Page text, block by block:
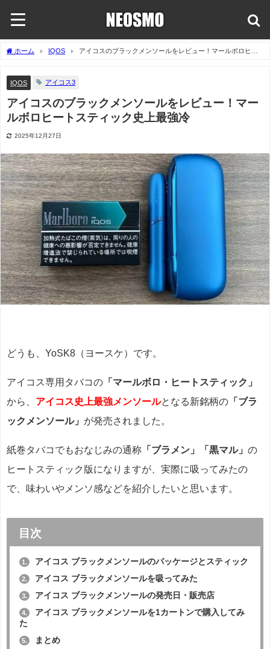
ホーム IQOS
アイコスのブラックメンソールをレビュー！マールボロヒー
IQOS アイコス3
アイコスのブラックメンソールをレビュー！マー
ルボロヒートスティック史上最強冷
2025年12月27日
どうも、YoSK8（ヨースケ）です。
アイコス専用タバコの 「マールボロ・ヒートスティック」
から、 アイコス史上最強メンソールとなる新銘柄の 「ブラ
ックメンソール」 が発売されました。
紙巻タバコでもおなじみの通称 「ブラメン」「黒マル」 の
ヒートスティック版になりますが、実際に吸ってみたの
で、味わいやメンソ感などを紹介したいと思います。
目次
1. アイコス ブラックメンソールのパッケージとスティック
2. アイコス ブラックメンソールを吸ってみた
3. アイコス ブラックメンソールの発売日・販売店
4.
アイコス ブラックメンソールを1カートンで購入してみ
た
5. まとめ